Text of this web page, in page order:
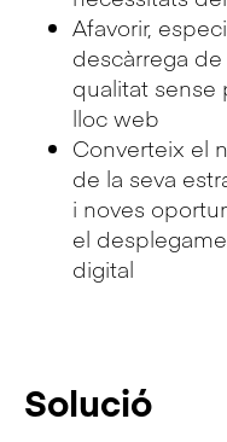
Afavorir,
descàrrega
qualitat sense
lloc web
Converteix el
de la seva
i noves
el
digital
Solució